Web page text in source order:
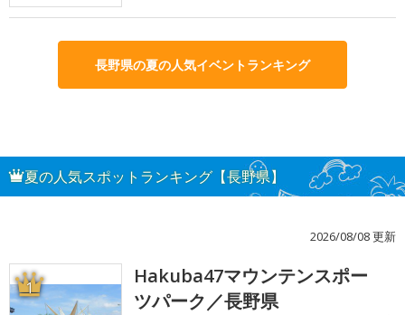
長野県の夏の人気イベントランキング
夏の人気スポットランキング【長野県】
2026/08/08 更新
1
Hakuba47マウンテンスポー
ツパーク／長野県